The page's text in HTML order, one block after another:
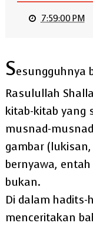
7:59:00 PM
Sesungguhnya
Rasulullah
kitab-kitab yang
musnad-
gambar
bernyawa,
bukan.
Di dalam
menceritakan